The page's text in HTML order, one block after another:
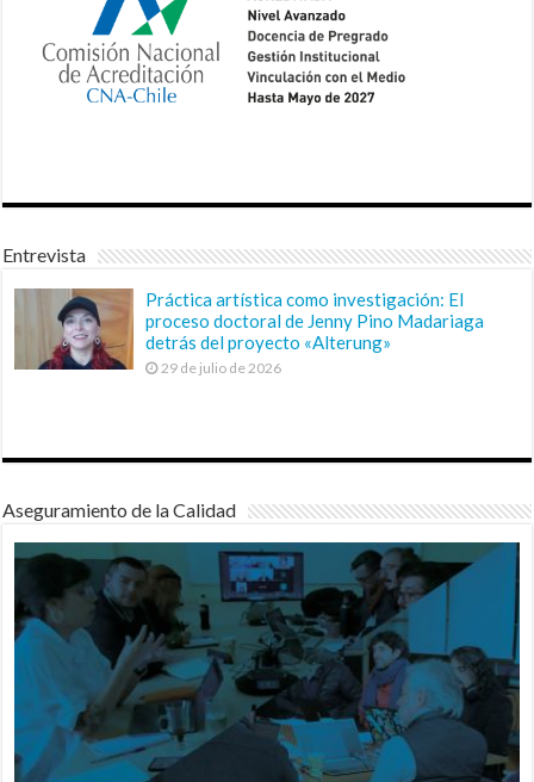
Entrevista
Práctica artística como investigación: El
proceso doctoral de Jenny Pino Madariaga
detrás del proyecto «Alterung»
29 de julio de 2026
Aseguramiento de la Calidad